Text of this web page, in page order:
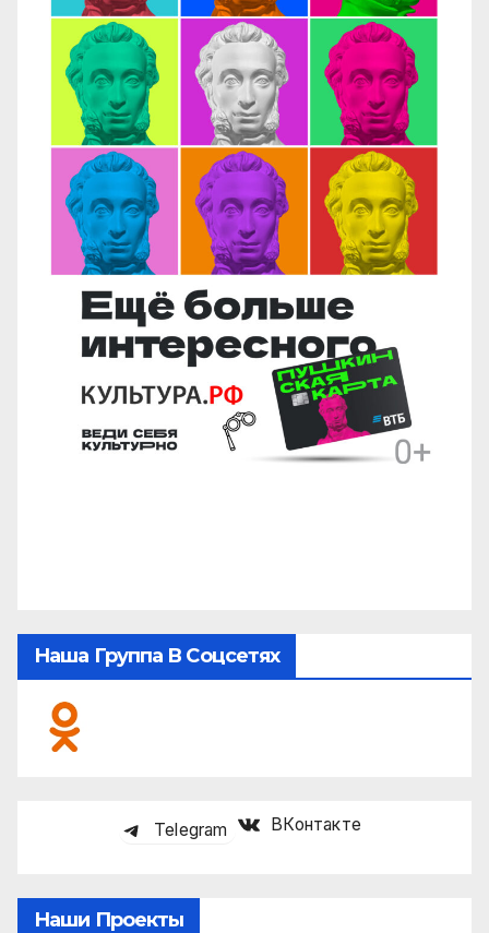
Наша Группа В Соцсетях
Telegram ВКонтакте
Наши Проекты